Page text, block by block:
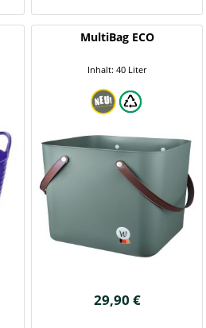
MultiBag ECO
Inhalt: 40 Liter
29,90 €